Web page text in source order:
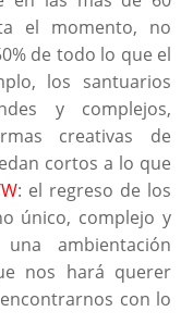
el momento, no
de todo lo que el
los santuarios
y complejos,
creativas de
cortos a lo que
: el regreso de los
único, complejo y
ambientación
nos hará querer
con lo